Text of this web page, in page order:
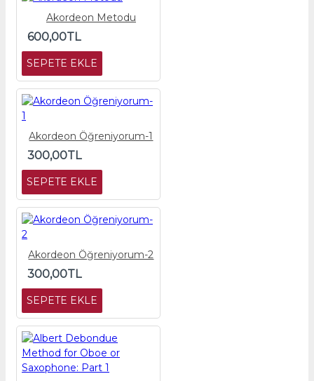
Akordeon Metodu
600,00TL
SEPETE EKLE
Akordeon Öğreniyorum-1
300,00TL
SEPETE EKLE
Akordeon Öğreniyorum-2
300,00TL
SEPETE EKLE